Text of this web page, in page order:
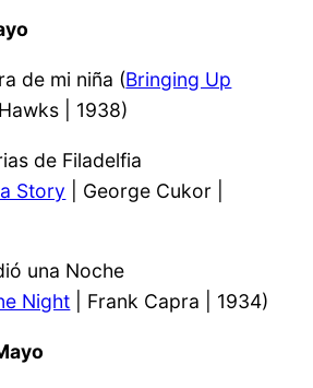
de mi niña (Bringing Up
| 1938)
de Filadelfia
Story | George Cukor |
una Noche
Night | Frank Capra | 1934)